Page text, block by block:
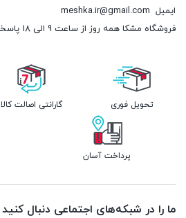
ایمیل meshka.ir@gmail.com
فروشگاه مشکا همه روز از ساعت 9 الی 18 پاسخگوی شما عزیزان میباشد
تحویل فوری گارانتی اصالت کالا
پرداخت آسان
ما را در شبکه‌های اجتماعی دنبال کنید